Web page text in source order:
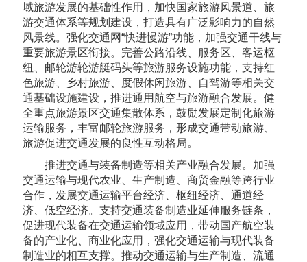
域旅游发展的基础性作用，加快国家旅游风景道、旅
游交通体系等规划建设，打造具有广泛影响力的自然
风景线。强化交通网“快进慢游”功能，加强交通干线与
重要旅游景区衔接。完善公路沿线、服务区、客运枢
纽、邮轮游轮游艇码头等旅游服务设施功能，支持红
色旅游、乡村旅游、度假休闲旅游、自驾游等相关交
通基础设施建设，推进通用航空与旅游融合发展。健
全重点旅游景区交通集散体系，鼓励发展定制化旅游
运输服务，丰富邮轮旅游服务，形成交通带动旅游、
旅游促进交通发展的良性互动格局。
推进交通与装备制造等相关产业融合发展。加强
交通运输与现代农业、生产制造、商贸金融等跨行业
合作，发展交通运输平台经济、枢纽经济、通道经
济、低空经济。支持交通装备制造业延伸服务链条，
促进现代装备在交通运输领域应用，带动国产航空装
备的产业化、商业化应用，强化交通运输与现代装备
制造业的相互支撑。推动交通运输与生产制造、流通